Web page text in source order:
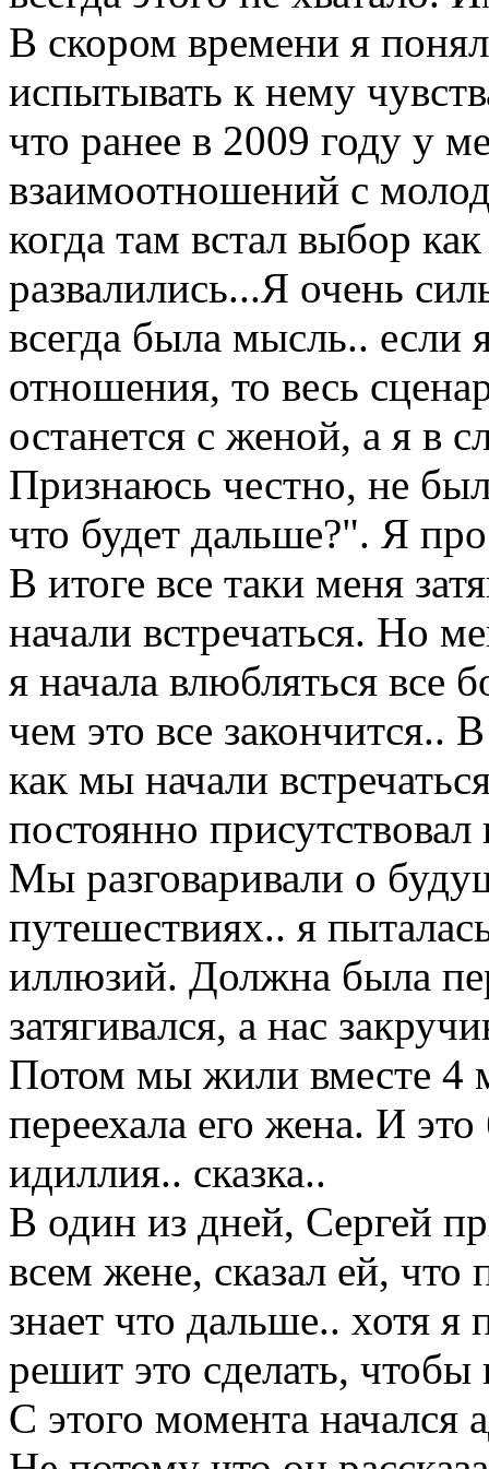
В скором времени я
испытывать к нему
что ранее в 2009 году у
взаимоотношений с
когда там встал выбор
развалились...Я очень
всегда была мысль.. если
отношения, то весь
останется с женой, а я в
Признаюсь честно, не
что будет дальше?". Я
В итоге все таки меня
начали встречаться. Но
я начала влюбляться
чем это все закончится..
как мы начали
постоянно
Мы разговаривали о
путешествиях.. я
иллюзий. Должна была
затягивался, а нас
Потом мы жили вместе 4
переехала его жена. И
идиллия.. сказка..
В один из дней, Сергей
всем жене, сказал ей,
знает что дальше.. хотя я
решит это сделать,
С этого момента начался